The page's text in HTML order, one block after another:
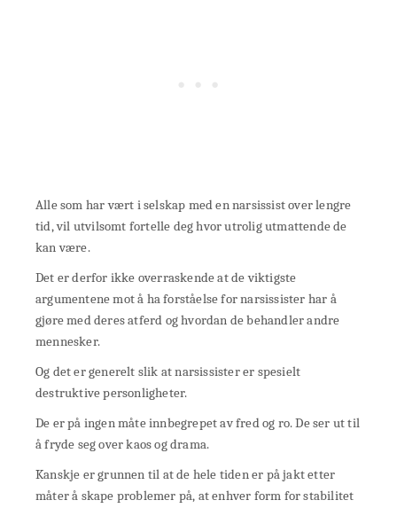
Alle som har vært i selskap med en narsissist over lengre
tid, vil utvilsomt fortelle deg hvor utrolig utmattende de
kan være.
Det er derfor ikke overraskende at de viktigste
argumentene mot å ha forståelse for narsissister har å
gjøre med deres atferd og hvordan de behandler andre
mennesker.
Og det er generelt slik at narsissister er spesielt
destruktive personligheter.
De er på ingen måte innbegrepet av fred og ro. De ser ut til
å fryde seg over kaos og drama.
Kanskje er grunnen til at de hele tiden er på jakt etter
måter å skape problemer på, at enhver form for stabilitet